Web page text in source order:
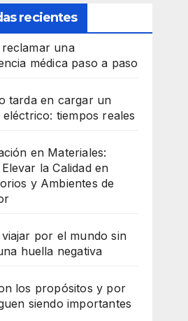
recientes
una
médica paso a paso
tarda en cargar un
tiempos reales
en Materiales:
la Calidad en
y Ambientes de
por el mundo sin
huella negativa
los propósitos y por
siendo importantes